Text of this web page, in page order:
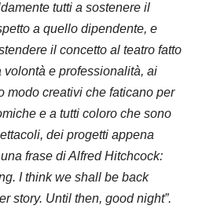
tutti a sostenere il
a quello dipendente, e
il concetto al teatro fatto
volontà e professionalità, ai
modo creativi che faticano per
e a tutti coloro che sono
dei progetti appena
frase di Alfred Hitchcock:
I think we shall be back
story. Until then, good night”.